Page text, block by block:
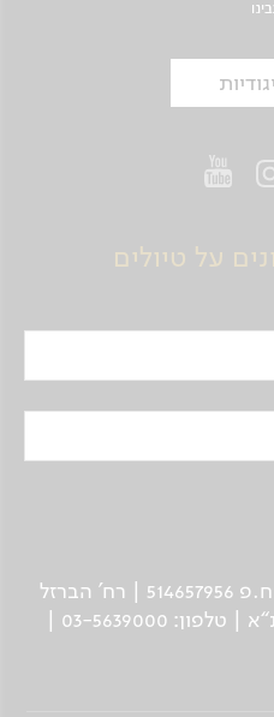
על טיולים
החברה הגיאוגרפית בע"מ | ח.פ 514657956 | רח’ הברזל
21 א', קומה 2, רמת החייל, ת“א | טלפון: 03-5639000 |